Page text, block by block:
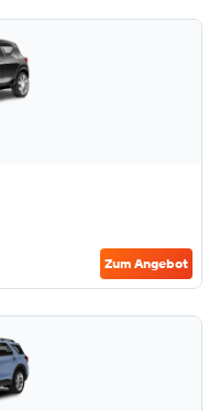
Zum Angebot